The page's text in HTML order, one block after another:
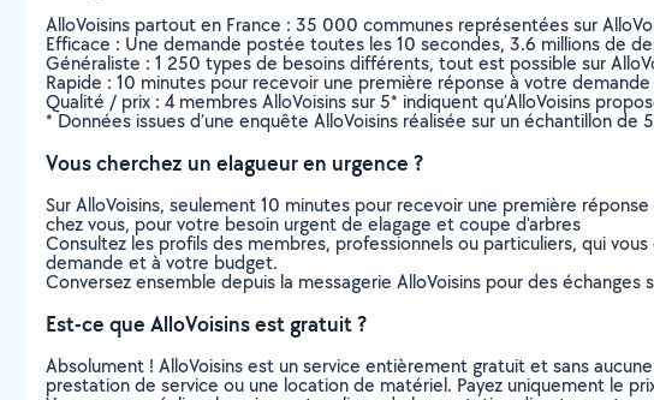
AlloVoisins partout en France : 35 000 communes représentées sur
Efficace : Une demande postée toutes les 10 secondes, 3.6 millions de
Généraliste : 1 250 types de besoins différents, tout est possible sur
Rapide : 10 minutes pour recevoir une première réponse à votre demande
Qualité / prix : 4 membres AlloVoisins sur 5* indiquent qu’AlloVoisins
* Données issues d’une enquête AlloVoisins réalisée sur un échantillon
Vous cherchez un elagueur en urgence ?
Sur AlloVoisins, seulement 10 minutes pour recevoir une première
chez vous, pour votre besoin urgent de elagage et coupe d'arbres
Consultez les profils des membres, professionnels ou particuliers, qui
demande et à votre budget.
Conversez ensemble depuis la messagerie AlloVoisins pour des
Est-ce que AlloVoisins est gratuit ?
Absolument ! AlloVoisins est un service entièrement gratuit et sans
prestation de service ou une location de matériel. Payez uniquement le